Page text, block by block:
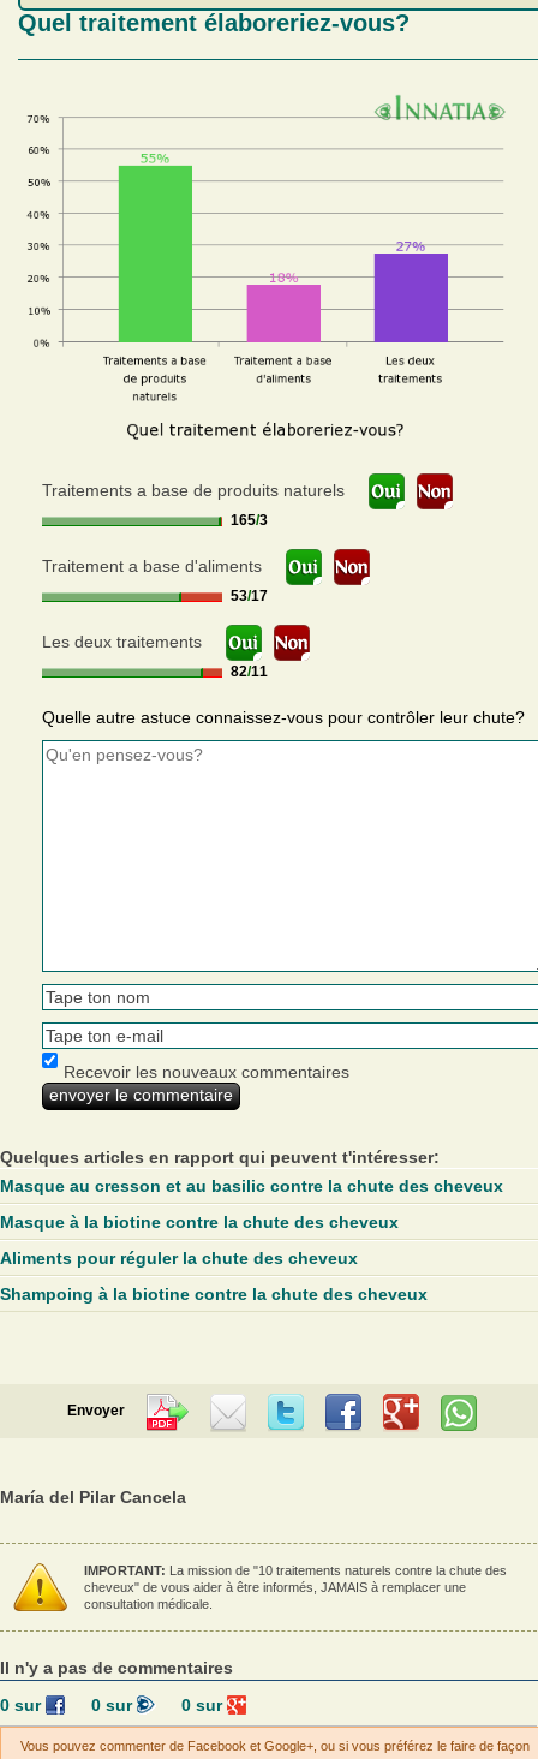
Quel traitement élaboreriez-vous?
Traitements a base de produits naturels
165/3
Traitement a base d'aliments
53/17
Les deux traitements
82/11
Quelle autre astuce connaissez-vous pour contrôler leur chute?
Recevoir les nouveaux commentaires
Quelques articles en rapport qui peuvent t'intéresser:
Masque au cresson et au basilic contre la chute des cheveux
Masque à la biotine contre la chute des cheveux
Aliments pour réguler la chute des cheveux
Shampoing à la biotine contre la chute des cheveux
Envoyer
María del Pilar Cancela
IMPORTANT: La mission de "10 traitements naturels contre la chute des
cheveux" de vous aider à être informés, JAMAIS à remplacer une
consultation médicale.
Il n'y a pas de commentaires
0sur 0sur 0 sur
Vous pouvez commenter de Facebook et Google+, ou si vous préférez le faire de façon